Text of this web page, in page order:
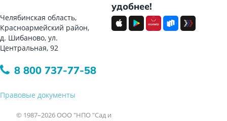
Челябинская область,
Красноармейский район,
д. Шибаново, ул.
Центральная, 92
8 800 737-77-58
Правовые документы
© 1987–2026 ООО "НПО "Сад и
удобнее!